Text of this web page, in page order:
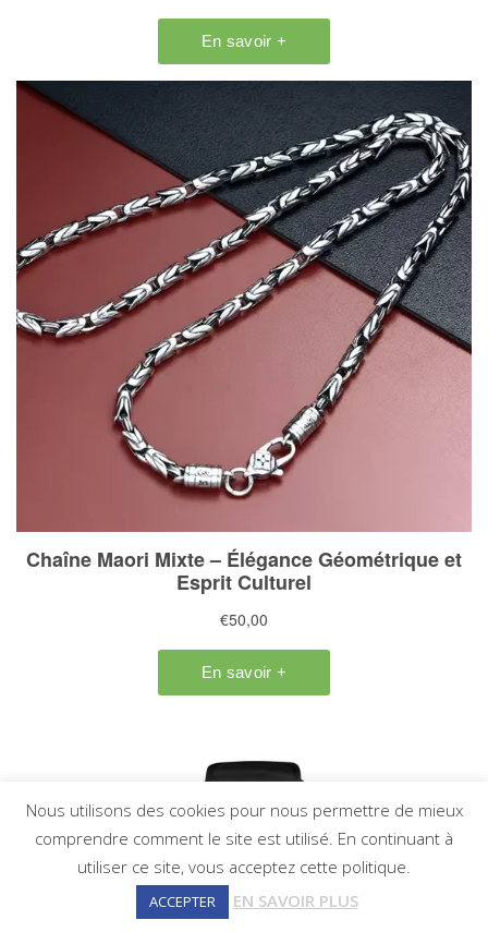
Nous utilisons des cookies pour nous permettre de mieux
comprendre comment le site est utilisé. En continuant à
utiliser ce site, vous acceptez cette politique.
ACCEPTER EN SAVOIR PLUS